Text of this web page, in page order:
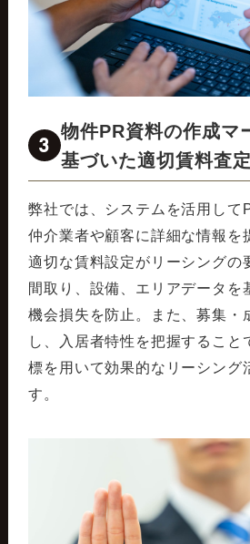
3
物件PR資料の作成マ
基づいた適切賃料査定
弊社では、システムを活用して
仲介業者や顧客に詳細な情報を
適切な賃料設定がリーシングの
間取り、設備、エリアデータを
機会損失を防止。また、募集・
し、入居者特性を把握すること
標を用いて効果的なリーシング
す。